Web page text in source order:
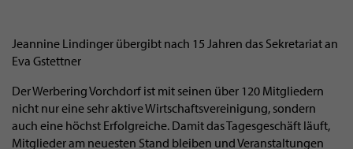
Jeannine Lindinger übergibt nach 15 Jahren das Sekretariat an
Eva Gstettner
Der Werbering Vorchdorf ist mit seinen über 120 Mitgliedern
nicht nur eine sehr aktive Wirtschaftsvereinigung, sondern
auch eine höchst Erfolgreiche. Damit das Tagesgeschäft läuft,
Mitglieder am neuesten Stand bleiben und Veranstaltungen